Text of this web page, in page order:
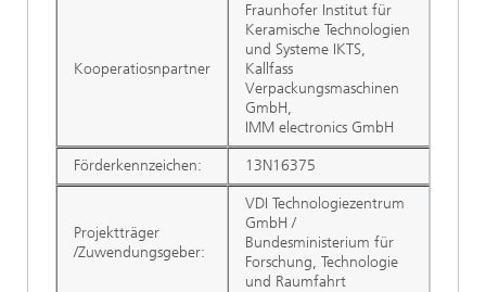
Kooperatiosnpartner
Fraunhofer Institut für
Keramische Technologien
und Systeme IKTS,
Kallfass
Verpackungsmaschinen
GmbH,
IMM electronics GmbH
Förderkennzeichen: 13N16375
Projektträger
/Zuwendungsgeber:
VDI Technologiezentrum
GmbH /
Bundesministerium für
Forschung, Technologie
und Raumfahrt